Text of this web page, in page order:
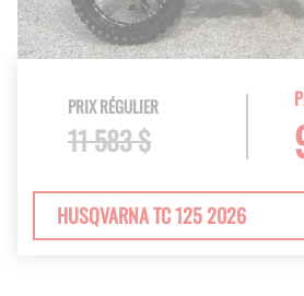
PRIX RÉGULIER
11 583 $
HUSQVARNA TC 125 2026